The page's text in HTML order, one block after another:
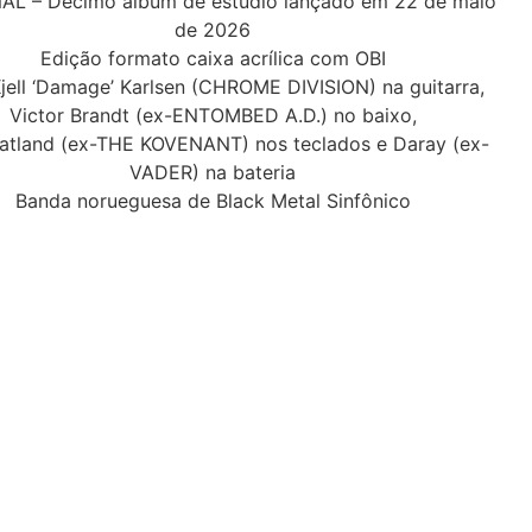
de 2026
Edição formato caixa acrílica com OBI
‘Damage’ Karlsen (CHROME DIVISION) na guitarra,
Victor Brandt (ex-ENTOMBED A.D.) no baixo,
(ex-THE KOVENANT) nos teclados e Daray (ex-
VADER) na bateria
Banda norueguesa de Black Metal Sinfônico